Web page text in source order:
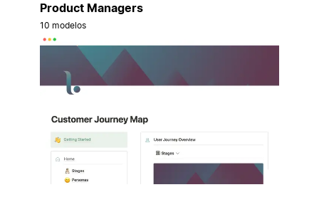
Product Managers
10 modelos